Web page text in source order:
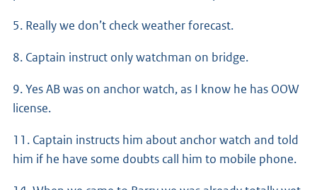
5. Really we don’t check weather forecast.
8. Captain instruct only watchman on bridge.
9. Yes AB was on anchor watch, as I know he has OOW
license.
11. Captain instructs him about anchor watch and told
him if he have some doubts call him to mobile phone.